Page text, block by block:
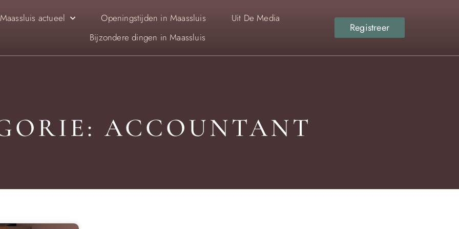
Maassluis actueel Openingstijden in Maassluis
Uit De Media
Bijzondere dingen in Maassluis
Registreer
ACCOUNTANT